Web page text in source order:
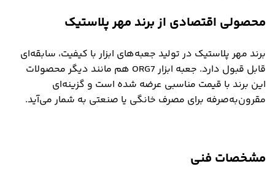
محصولی اقتصادی از برند مهر پلاستیک
برند مهر پلاستیک در تولید جعبه‌های ابزار با کیفیت، سابقه‌ای
قابل قبول دارد. جعبه ابزار ORG7 هم مانند دیگر محصولات
این برند با قیمت مناسبی عرضه شده است و گزینه‌ای
مقرون‌به‌صرفه برای مصرف خانگی یا صنعتی به شمار می‌آید.
مشخصات فنی